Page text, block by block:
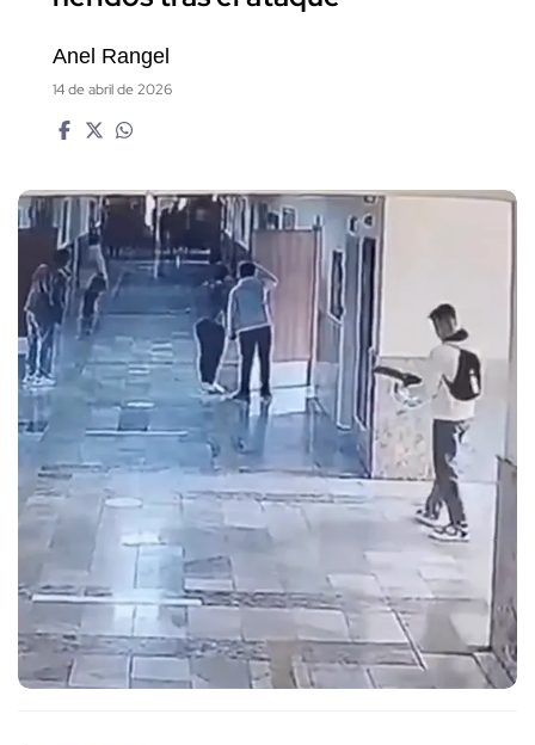
Anel Rangel
14 de abril de 2026